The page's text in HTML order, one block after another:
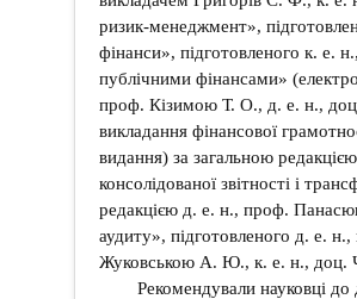
ризик-менеджмент»,
фінанси», підготовленого к.
публічними фінансами»
проф. Кізимою Т. О., д. е. н.,
викладання фінансової
видання) за загальною
консолідованої звітності і
редакцією д. е. н., проф.
аудиту», підготовленого д. е.
Жуковською А. Ю., к. е. н.,
Рекомендували науковці